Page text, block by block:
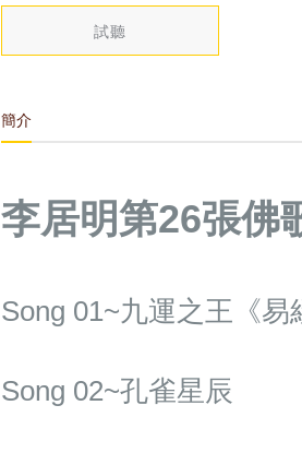
試聽
簡介
李居明第26張佛
Song 01~九運之王《易
Song 02~孔雀星辰